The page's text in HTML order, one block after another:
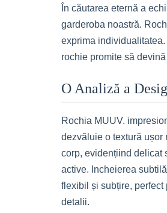
În căutarea eternă a
garderoba noastră.
exprima
rochie promite să
O Analiză a
Rochia MUUV.
dezvăluie o textură ușor
corp, evidențiind delicat
active. Incheierea
flexibil și subțire, perfect
detalii.